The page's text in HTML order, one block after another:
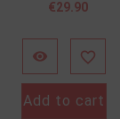
Price
€29.90
 
Add to cart